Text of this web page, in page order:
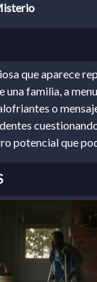
que aparece
una familia, a
o
potencial que